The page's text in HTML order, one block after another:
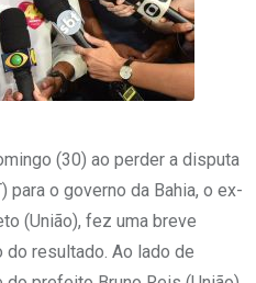
(30) ao perder a disputa
o governo da Bahia, o ex-
(União), fez uma breve
do resultado. Ao lado de